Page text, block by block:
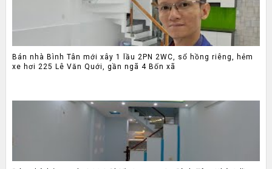
Bán nhà Bình Tân mới xây 1 lầu 2PN 2WC, sổ hồng riêng, hẻm
xe hơi 225 Lê Văn Quới, gần ngã 4 Bốn xã